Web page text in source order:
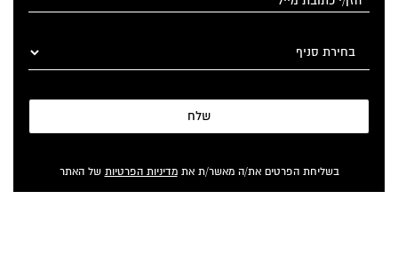
שלח
בשליחת הפרטים את/ה מאשר/ת אתמדיניות הפרטיות של האתר